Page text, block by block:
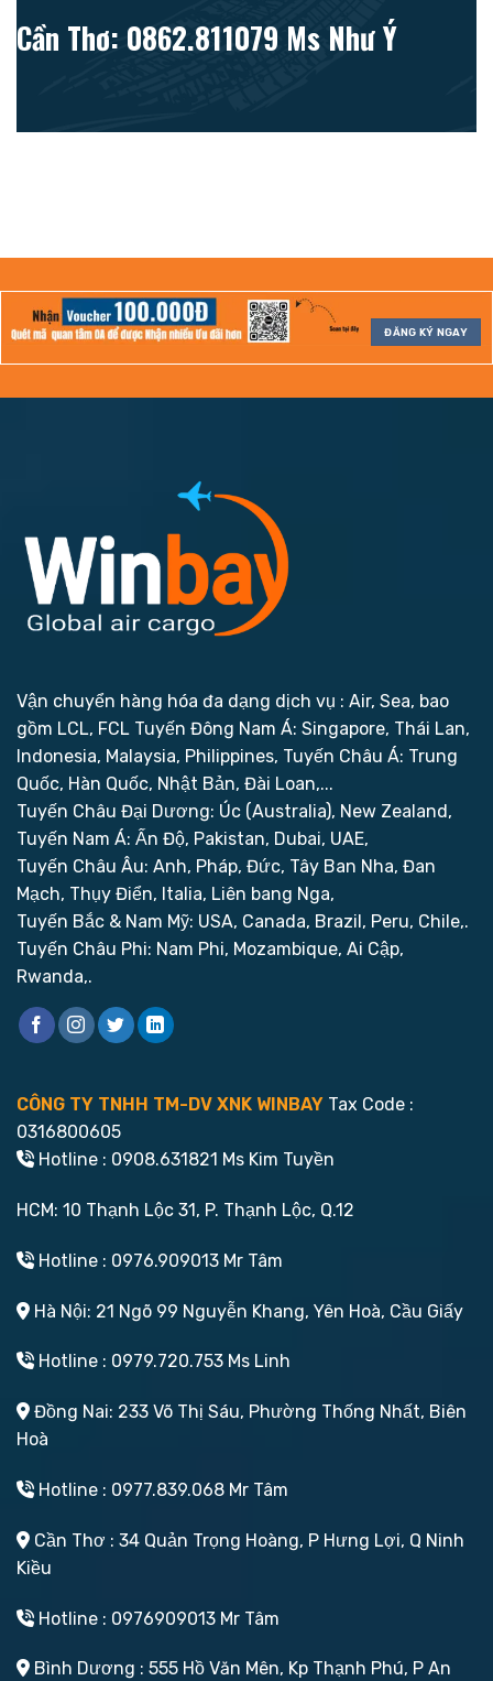
Cần Thơ: 0862.811079 Ms Như Ý
ĐĂNG KÝ NGAY
Vận chuyển hàng hóa đa dạng dịch vụ : Air, Sea, bao
gồm LCL, FCL Tuyến Đông Nam Á: Singapore, Thái Lan,
Indonesia, Malaysia, Philippines, Tuyến Châu Á: Trung
Quốc, Hàn Quốc, Nhật Bản, Đài Loan,...
Tuyến Châu Đại Dương: Úc (Australia), New Zealand,
Tuyến Nam Á: Ấn Độ, Pakistan, Dubai, UAE,
Tuyến Châu Âu: Anh, Pháp, Đức, Tây Ban Nha, Đan
Mạch, Thụy Điển, Italia, Liên bang Nga,
Tuyến Bắc & Nam Mỹ: USA, Canada, Brazil, Peru, Chile,.
Tuyến Châu Phi: Nam Phi, Mozambique, Ai Cập,
Rwanda,.
CÔNG TY TNHH TM-DV XNK WINBAY Tax Code :
0316800605
Hotline : 0908.631821 Ms Kim Tuyền
HCM: 10 Thạnh Lộc 31, P. Thạnh Lộc, Q.12
Hotline : 0976.909013 Mr Tâm
Hà Nội: 21 Ngõ 99 Nguyễn Khang, Yên Hoà, Cầu Giấy
Hotline : 0979.720.753 Ms Linh
Đồng Nai: 233 Võ Thị Sáu, Phường Thống Nhất, Biên
Hoà
Hotline : 0977.839.068 Mr Tâm
Cần Thơ : 34 Quản Trọng Hoàng, P Hưng Lợi, Q Ninh
Kiều
Hotline : 0976909013 Mr Tâm
Bình Dương : 555 Hồ Văn Mên, Kp Thạnh Phú, P An